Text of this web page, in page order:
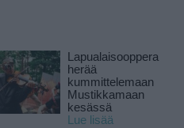
Lapualaisooppera
herää
kummittelemaan
Mustikkamaan
kesässä
Lue lisää